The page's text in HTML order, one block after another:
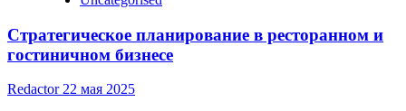
Стратегическое планирование в ресторанном и
гостиничном бизнесе
Redactor 22 мая 2025